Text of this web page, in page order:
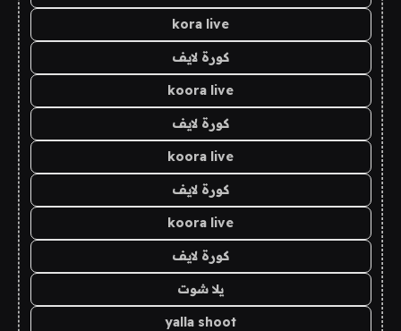
kora live
كورة لايف
koora live
كورة لايف
koora live
كورة لايف
koora live
كورة لايف
يلا شوت
yalla shoot